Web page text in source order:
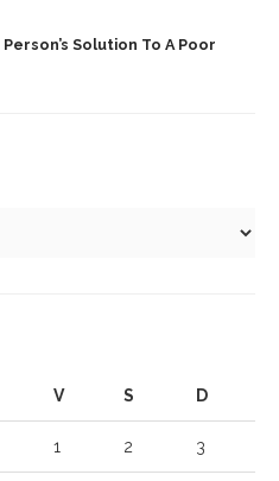
Person’s Solution To A Poor
V S D
1 2 3